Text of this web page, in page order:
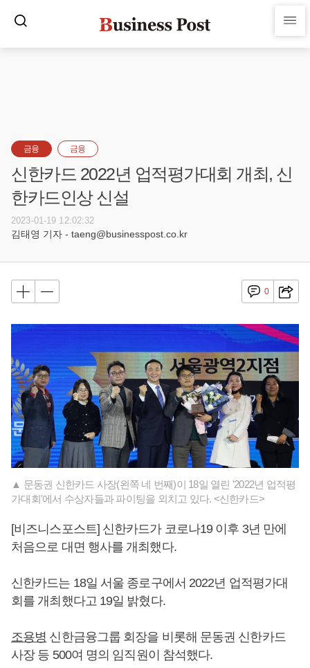
금융 금융
신한카드 2022년 업적평가대회 개최, 신
한카드인상 신설
2023-01-19 12:02:32
김태영 기자 - taeng@businesspost.co.kr
0
▲ 문동권 신한카드 사장(왼쪽 네 번째)이 18일 열린 '2022년 업적평
가대회'에서 수상자들과 파이팅을 외치고 있다. <신한카드>
[비즈니스포스트] 신한카드가 코로나19 이후 3년 만에
처음으로 대면 행사를 개최했다.
신한카드는 18일 서울 종로구에서 2022년 업적평가대
회를 개최했다고 19일 밝혔다.
조용병 신한금융그룹 회장을 비롯해 문동권 신한카드
사장 등 500여 명의 임직원이 참석했다.